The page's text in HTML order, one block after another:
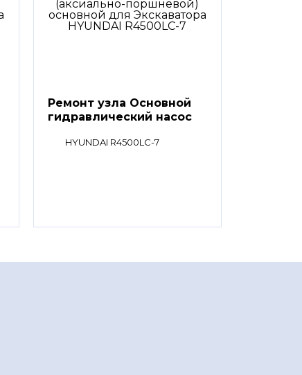
Ремонт узла Основной
гидравлический насос
HYUNDAI R4500LC-7